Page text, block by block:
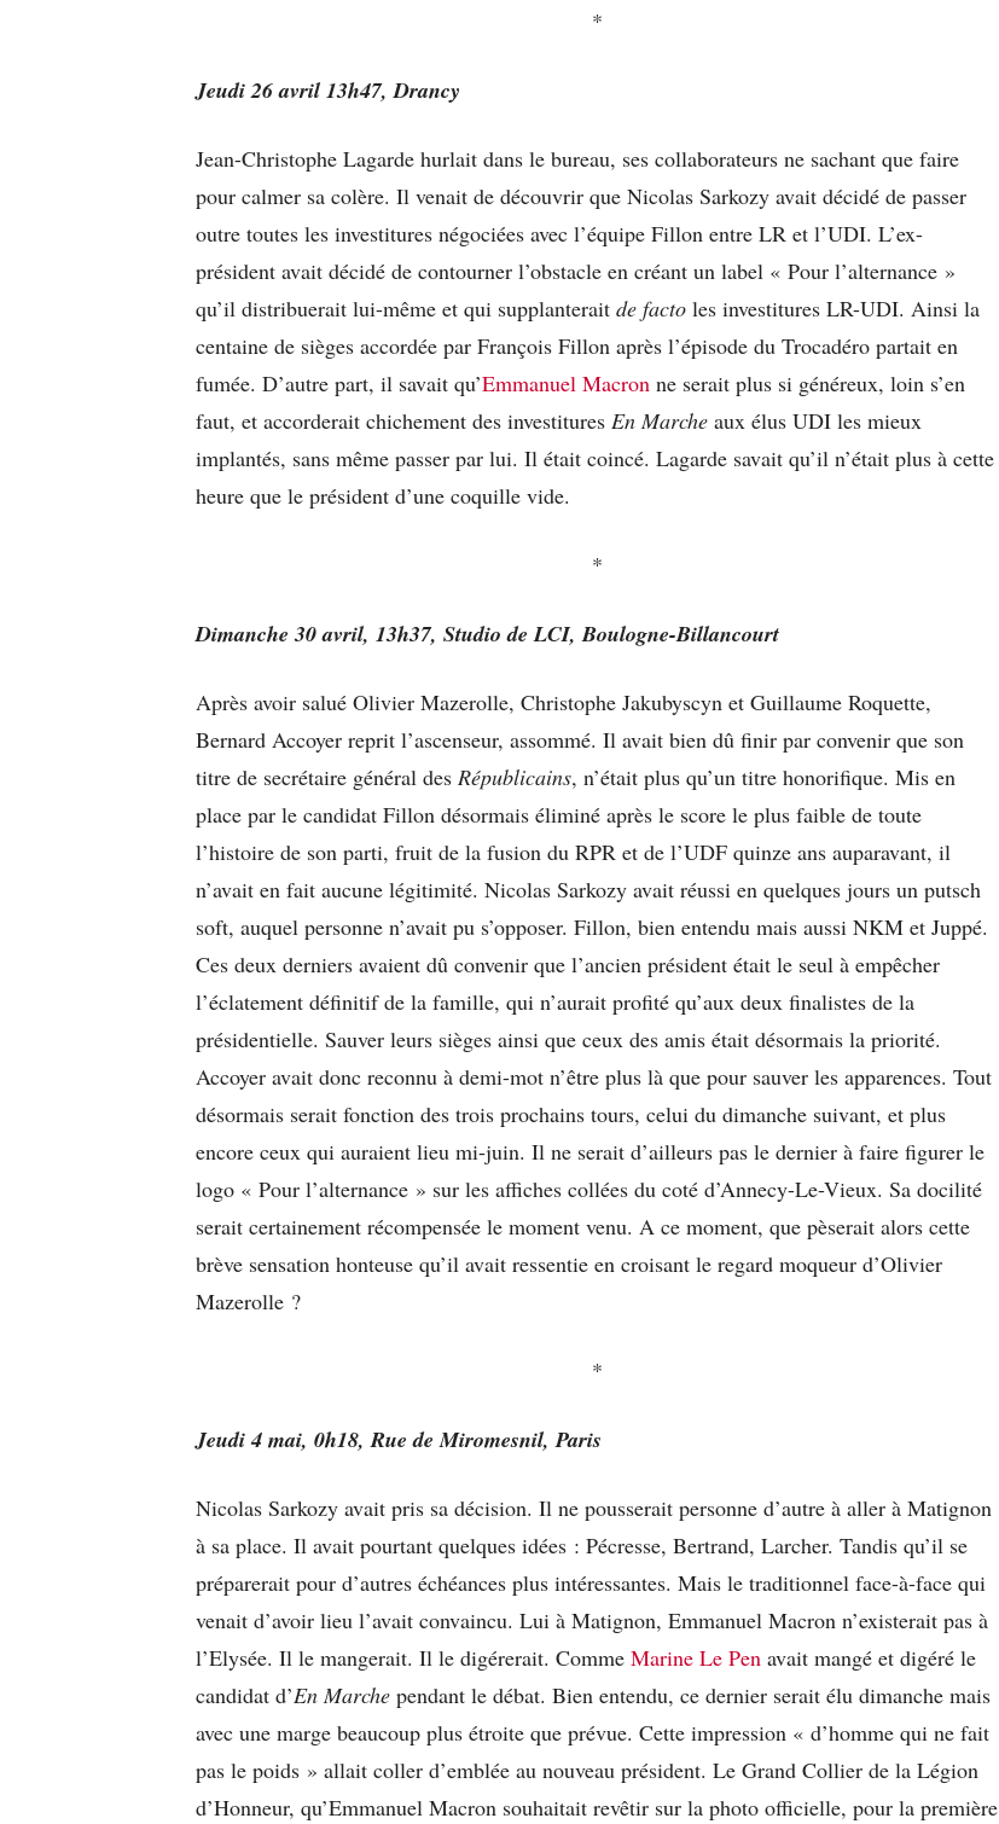
*
Jeudi 26 avril 13h47, Drancy
Jean-Christophe Lagarde hurlait dans le bureau, ses collaborateurs ne sachant que faire
pour calmer sa colère. Il venait de découvrir que Nicolas Sarkozy avait décidé de passer
outre toutes les investitures négociées avec l’équipe Fillon entre LR et l’UDI. L’ex-
président avait décidé de contourner l’obstacle en créant un label « Pour l’alternance »
qu’il distribuerait lui-même et qui supplanterait de facto les investitures LR-UDI. Ainsi la
centaine de sièges accordée par François Fillon après l’épisode du Trocadéro partait en
fumée. D’autre part, il savait qu’Emmanuel Macron ne serait plus si généreux, loin s’en
faut, et accorderait chichement des investitures En Marche aux élus UDI les mieux
implantés, sans même passer par lui. Il était coincé. Lagarde savait qu’il n’était plus à cette
heure que le président d’une coquille vide.
*
Dimanche 30 avril, 13h37, Studio de LCI, Boulogne-Billancourt
Après avoir salué Olivier Mazerolle, Christophe Jakubyscyn et Guillaume Roquette,
Bernard Accoyer reprit l’ascenseur, assommé. Il avait bien dû finir par convenir que son
titre de secrétaire général des Républicains, n’était plus qu’un titre honorifique. Mis en
place par le candidat Fillon désormais éliminé après le score le plus faible de toute
l’histoire de son parti, fruit de la fusion du RPR et de l’UDF quinze ans auparavant, il
n’avait en fait aucune légitimité. Nicolas Sarkozy avait réussi en quelques jours un putsch
soft, auquel personne n’avait pu s’opposer. Fillon, bien entendu mais aussi NKM et Juppé.
Ces deux derniers avaient dû convenir que l’ancien président était le seul à empêcher
l’éclatement définitif de la famille, qui n’aurait profité qu’aux deux finalistes de la
présidentielle. Sauver leurs sièges ainsi que ceux des amis était désormais la priorité.
Accoyer avait donc reconnu à demi-mot n’être plus là que pour sauver les apparences. Tout
désormais serait fonction des trois prochains tours, celui du dimanche suivant, et plus
encore ceux qui auraient lieu mi-juin. Il ne serait d’ailleurs pas le dernier à faire figurer le
logo « Pour l’alternance » sur les affiches collées du coté d’Annecy-Le-Vieux. Sa docilité
serait certainement récompensée le moment venu. A ce moment, que pèserait alors cette
brève sensation honteuse qu’il avait ressentie en croisant le regard moqueur d’Olivier
Mazerolle ?
*
Jeudi 4 mai, 0h18, Rue de Miromesnil, Paris
Nicolas Sarkozy avait pris sa décision. Il ne pousserait personne d’autre à aller à Matignon
à sa place. Il avait pourtant quelques idées : Pécresse, Bertrand, Larcher. Tandis qu’il se
préparerait pour d’autres échéances plus intéressantes. Mais le traditionnel face-à-face qui
venait d’avoir lieu l’avait convaincu. Lui à Matignon, Emmanuel Macron n’existerait pas à
l’Elysée. Il le mangerait. Il le digérerait. Comme Marine Le Pen avait mangé et digéré le
candidat d’En Marche pendant le débat. Bien entendu, ce dernier serait élu dimanche mais
avec une marge beaucoup plus étroite que prévue. Cette impression « d’homme qui ne fait
pas le poids » allait coller d’emblée au nouveau président. Le Grand Collier de la Légion
d’Honneur, qu’Emmanuel Macron souhaitait revêtir sur la photo officielle, pour la première